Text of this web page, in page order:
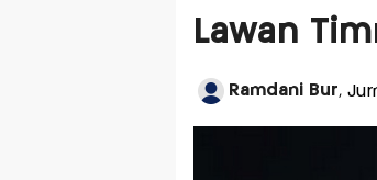
Lawan
Ramdani Bur,